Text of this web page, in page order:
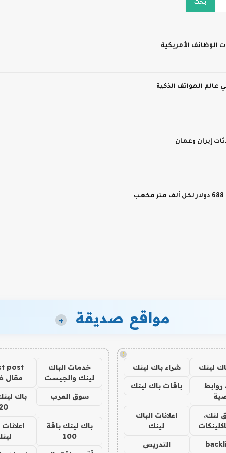
الوظائف الأمريكية
عالم الهواتف الذكية
إيران وعمان
مواقع صديقة +
!
لينك شراء باك لينك
روابط
باقات باك لينك
لنك،
اعلانات الباك
لينك
التدريس
خدمات الباك
لينك والجيست
post
مقال
سوق العرب
باك
باك لينك باقة
100